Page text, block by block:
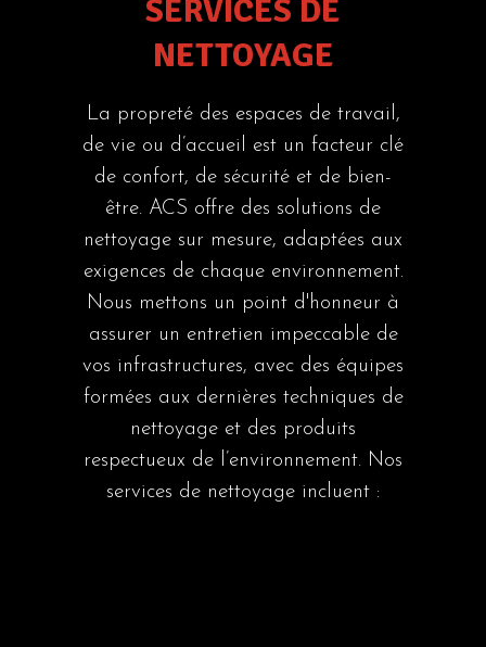
SERVICES DE
NETTOYAGE
La propreté des espaces de travail,
de vie ou d’accueil est un facteur clé
de confort, de sécurité et de bien-
être. ACS offre des solutions de
nettoyage sur mesure, adaptées aux
exigences de chaque environnement.
Nous mettons un point d'honneur à
assurer un entretien impeccable de
vos infrastructures, avec des équipes
formées aux dernières techniques de
nettoyage et des produits
respectueux de l’environnement. Nos
services de nettoyage incluent :